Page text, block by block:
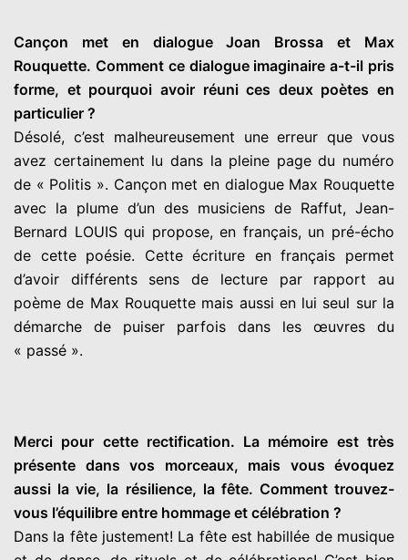
Cançon met en dialogue Joan Brossa et Max
Rouquette. Comment ce dialogue imaginaire a-t-il pris
forme, et pourquoi avoir réuni ces deux poètes en
particulier ?
Désolé, c’est malheureusement une erreur que vous
avez certainement lu dans la pleine page du numéro
de « Politis ». Cançon met en dialogue Max Rouquette
avec la plume d’un des musiciens de Raffut, Jean-
Bernard LOUIS qui propose, en français, un pré-écho
de cette poésie. Cette écriture en français permet
d’avoir différents sens de lecture par rapport au
poème de Max Rouquette mais aussi en lui seul sur la
démarche de puiser parfois dans les œuvres du
« passé ».
Merci pour cette rectification. La mémoire est très
présente dans vos morceaux, mais vous évoquez
aussi la vie, la résilience, la fête. Comment trouvez-
vous l’équilibre entre hommage et célébration ?
Dans la fête justement! La fête est habillée de musique